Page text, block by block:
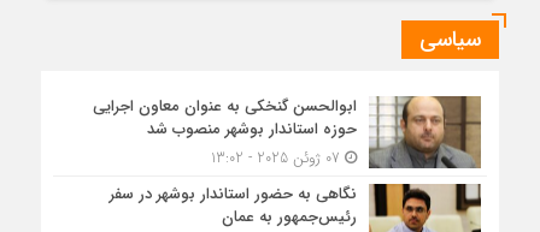
سیاسی
ابوالحسن گنخکی به عنوان معاون اجرایی
حوزه استاندار بوشهر منصوب شد
نگاهی به حضور استاندار بوشهر در سفر
رئیس‌جمهور به عمان